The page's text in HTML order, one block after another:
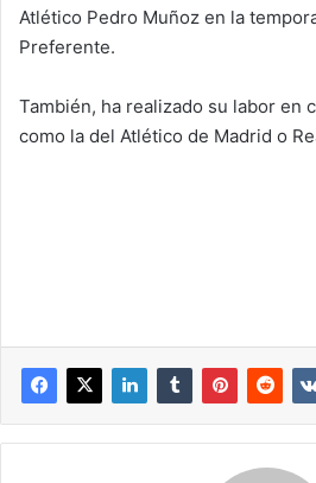
Atlético Pedro Muñoz en la
Preferente.
También, ha realizado su labor en
como la del Atlético de Madrid o